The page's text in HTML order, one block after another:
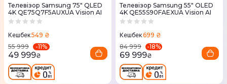
Телевізор Samsung 75" QLED
4K QE75Q7F5AUXUA Vision AI
Кешбек549 ₴
55 999
-11%
49 999₴
Телевізор Samsung 55" OLED
4K QE55S90FAEXUA Vision AI
Кешбек699 ₴
84 999
-18%
69 999₴